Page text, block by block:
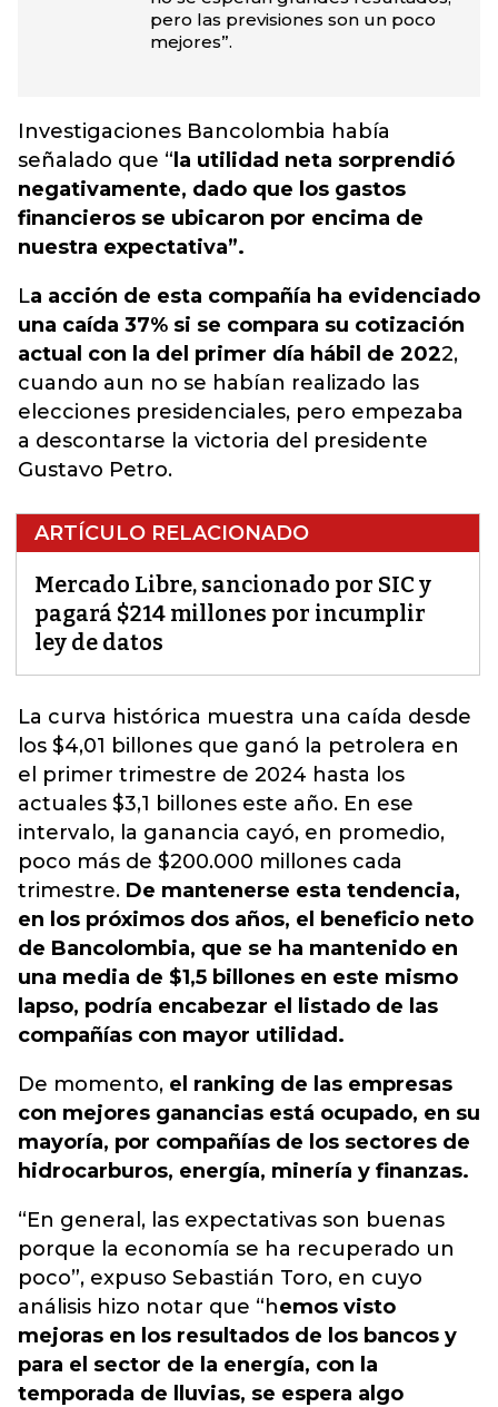
pero las previsiones son un poco
mejores”.
Investigaciones Bancolombia había
señalado que “ la utilidad neta sorprendió
negativamente, dado que los gastos
financieros se ubicaron por encima de
nuestra expectativa”.
La acción de esta compañía ha evidenciado
una caída 37% si se compara su cotización
actual con la del primer día hábil de 2022,
cuando aun no se habían realizado las
elecciones presidenciales, pero empezaba
a descontarse la victoria del presidente
Gustavo Petro.
ARTÍCULO RELACIONADO
Mercado Libre, sancionado por SIC y
pagará $214 millones por incumplir
ley de datos
La curva histórica muestra una caída desde
los $4,01 billones que ganó la petrolera en
el primer trimestre de 2024 hasta los
actuales $3,1 billones este año. En ese
intervalo, la ganancia cayó, en promedio,
poco más de $200.000 millones cada
trimestre. De mantenerse esta tendencia,
en los próximos dos años, el beneficio neto
de Bancolombia, que se ha mantenido en
una media de $1,5 billones en este mismo
lapso, podría encabezar el listado de las
compañías con mayor utilidad.
De momento, el ranking de las empresas
con mejores ganancias está ocupado, en su
mayoría, por compañías de los sectores de
hidrocarburos, energía, minería y finanzas.
“En general, las expectativas son buenas
porque la economía se ha recuperado un
poco”, expuso Sebastián Toro, en cuyo
análisis hizo notar que “hemos visto
mejoras en los resultados de los bancos y
para el sector de la energía, con la
temporada de lluvias, se espera algo